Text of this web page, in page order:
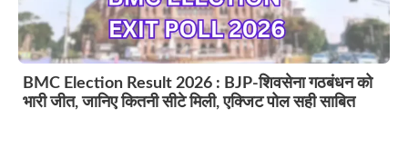
BMC Election Result 2026 : BJP-शिवसेना गठबंधन को
भारी जीत, जानिए कितनी सीटे मिली, एक्जिट पोल सही साबित